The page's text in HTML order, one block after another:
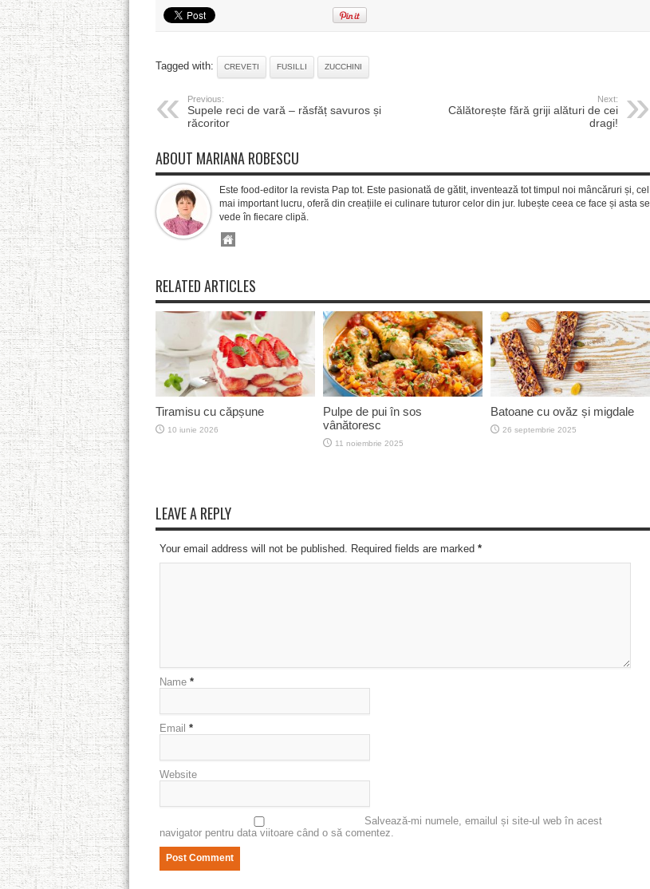
Tagged with: CREVETI FUSILLI ZUCCHINI
Previous:
Supele reci de vară – răsfăț savuros și
răcoritor
Next:
Călătorește fără griji alături de cei
dragi!
ABOUT MARIANA ROBESCU
Este food-editor la revista Pap tot. Este pasionată de gătit, inventează tot timpul noi mâncăruri și, cel
mai important lucru, oferă din creațiile ei culinare tuturor celor din jur. Iubește ceea ce face și asta se
vede în fiecare clipă.
RELATED ARTICLES
Tiramisu cu căpșune
10 iunie 2026
Pulpe de pui în sos
vânătoresc
11 noiembrie 2025
Batoane cu ovăz și migdale
26 septembrie 2025
LEAVE A REPLY
Your email address will not be published. Required fields are marked *
Name *
Email *
Website
Salvează-mi numele, emailul și site-ul web în acest
navigator pentru data viitoare când o să comentez.